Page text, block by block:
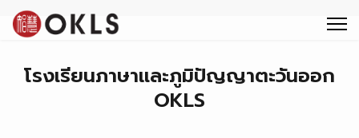
ลักสูตร
ศนศึกษา
โรงเรียนภาษาและภูมิปัญญาตะวันออก
OKLS